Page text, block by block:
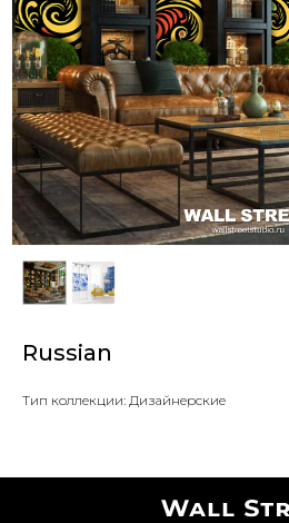
Russian
Тип коллекции: Дизайнерские